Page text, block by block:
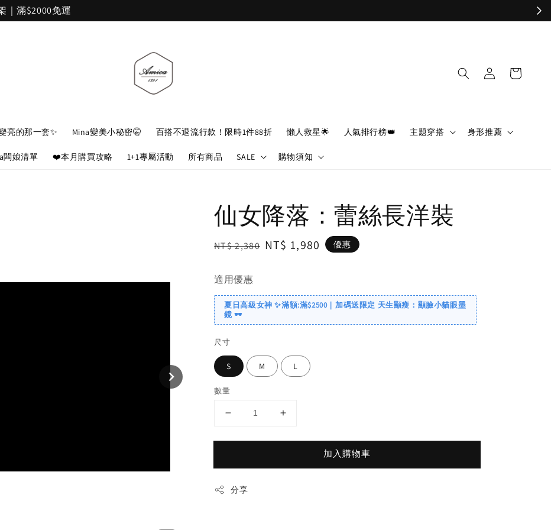
亮的那一套✨ Mina變美小秘密🤫 百搭不退流行款！限時1件88折 懶人救星🌟 人氣排行榜👑 主題穿搭 身形推薦
闆娘清單 ❤️本月購買攻略 1+1專屬活動 所有商品 SALE 購物須知
仙女降落：蕾絲長洋裝
Regular
NT$ 2,380 Sale
NT$ 1,980 優惠
適用優惠
夏日高級女神 ✨滿額:滿$2500｜加碼送限定 天生顯瘦：顯臉小貓眼墨
鏡 🕶️
尺寸
S M L
數量
加入購物車
分享